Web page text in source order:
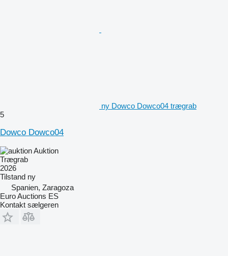
ny Dowco Dowco04 trægrab
5
Dowco Dowco04
Auktion
Trægrab
2026
Tilstand ny
Spanien, Zaragoza
Euro Auctions ES
Kontakt sælgeren